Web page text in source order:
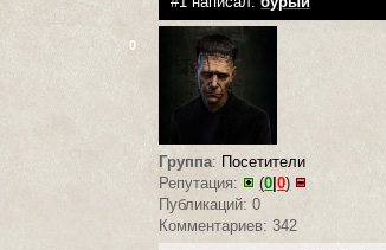
0
Группа: Посетители
Репутация:
(0 |0)
Публикаций: 0
Комментариев: 342